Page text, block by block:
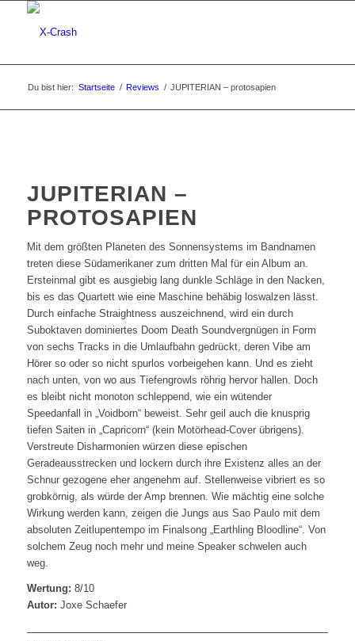
Du bist hier: Startseite / Reviews / JUPITERIAN – protosapien
JUPITERIAN –
PROTOSAPIEN
Mit dem größten Planeten des Sonnensystems im Bandnamen
treten diese Südamerikaner zum dritten Mal für ein Album an.
Ersteinmal gibt es ausgiebig lang dunkle Schläge in den Nacken,
bis es das Quartett wie eine Maschine behäbig loswalzen lässt.
Durch einfache Straightness auszeichnend, wird ein durch
Suboktaven dominiertes Doom Death Soundvergnügen in Form
von sechs Tracks in die Umlaufbahn gedrückt, deren Vibe am
Hörer so oder so nicht spurlos vorbeigehen kann. Und es zieht
nach unten, von wo aus Tiefengrowls röhrig hervor hallen. Doch
es bleibt nicht monoton schleppend, wie ein wütender
Speedanfall in „Voidborn“ beweist. Sehr geil auch die knusprig
tiefen Saiten in „Capricorn“ (kein Motörhead-Cover übrigens).
Verstreute Disharmonien würzen diese epischen
Geradeausstrecken und lockern durch ihre Existenz alles an der
Schnur gezogene eher angenehm auf. Stellenweise vibriert es so
grobkörnig, als würde der Amp brennen. Wie mächtig eine solche
Wirkung werden kann, zeigen die Jungs aus Sao Paulo mit dem
absoluten Zeitlupentempo im Finalsong „Earthling Bloodline“. Von
solchem Zeug noch mehr und meine Speaker schwelen auch
weg.
Wertung: 8/10
Autor: Joxe Schaefer